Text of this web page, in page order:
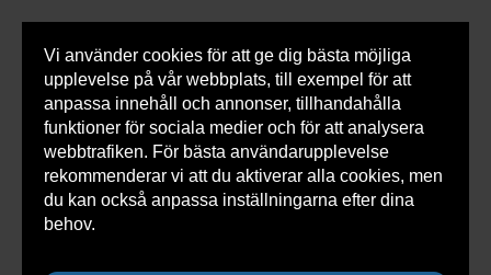
Vi använder cookies för att ge dig bästa möjliga
upplevelse på vår webbplats, till exempel för att
anpassa innehåll och annonser, tillhandahålla
funktioner för sociala medier och för att analysera
webbtrafiken. För bästa användarupplevelse
rekommenderar vi att du aktiverar alla cookies, men
du kan också anpassa inställningarna efter dina
behov.
0 varorSnabborder
Du
här:
Armatec > Produkter > Kyla > Slang
>
Slangsatser
> Slangsats AT 5745AW